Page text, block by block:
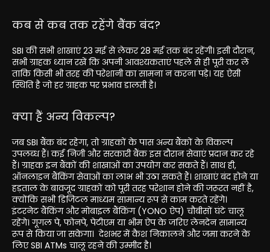
कब से कब तक रहेंगे बैंक बंद?
SBI की सभी शाखाएं 23 मई से लेकर 28 मई तक बंद रहेंगी। इसी दौरान,
सभी ग्राहक ध्यान रखें कि अपनी आवश्यकताएं पहले से ही पूरी कर लें
ताकि किसी भी तरह की परेशानी का सामना न करना पड़े। यह ऐसी
स्थिति है जो हर ग्राहक पर प्रभाव डालती है।
क्या हैं अन्य विकल्प?
जब SBI बैंक बंद रहेगा, तो ग्राहकों के पास अन्य बैंकों के विकल्प
उपलब्ध हैं। कई निजी और सरकारी बैंक इस दौरान सेवाएं प्रदान कर रहे
हैं। ग्राहक इन बैंकों की शाखाओं का उपयोग कर सकते हैं। साथ ही,
ऑनलाइन बैंकिंग सेवाओं का लाभ भी उठा सकते हैं। शाखाएं बंद होने या
हड़ताल के बावजूद ग्राहकों को पूरी तरह परेशान होने की जरूरत नहीं है,
क्योंकि सभी डिजिटल माध्यम सामान्य रूप से काम करते रहेंगे।
इंटरनेट बैंकिंग और मोबाइल बैंकिंग (YONO ऐप) चौबीसों घंटे चालू
रहेंगे। गूगल पे, फोनपे, पेटीएम या भीम ऐप के जरिए लेनदेन सामान्य
रूप से किया जा सकेगा। देशभर में कैश निकालने और जमा करने के
लिए SBI ATMs चालू रहने की उम्मीद है।